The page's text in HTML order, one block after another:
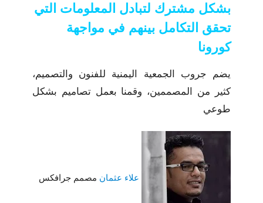
بشكل مشترك لتبادل المعلومات التي
تحقق التكامل بينهم في مواجهة
كورونا
يضم جروب الجمعية اليمنية للفنون والتصميم،
كثير من المصممين، وقمنا بعمل تصاميم بشكل
طوعي
علاء عثمان مصمم جرافكس